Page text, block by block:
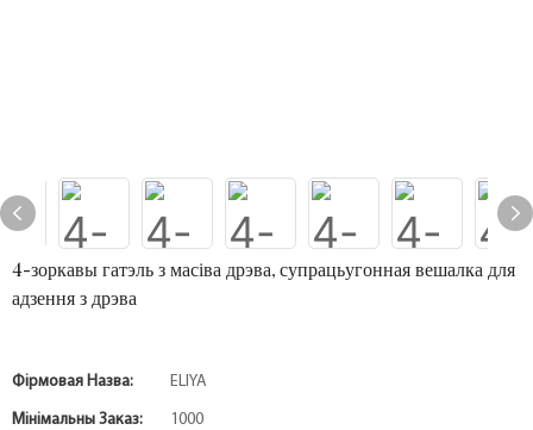
4-зоркавы гатэль з масіва дрэва, супрацьугонная вешалка для
адзення з дрэва
Фірмовая Назва: ELIYA
Мінімальны Заказ: 1000